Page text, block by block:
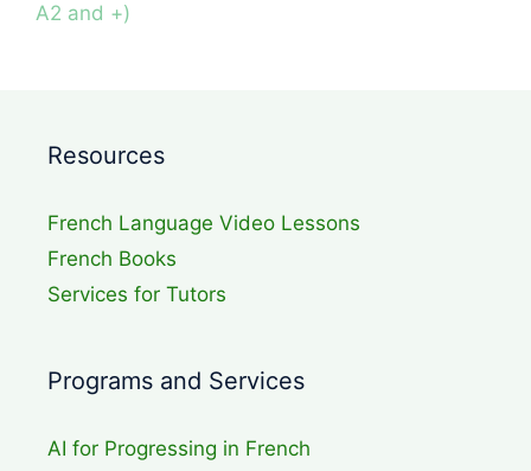
A2 and +)
Resources
French Language Video Lessons
French Books
Services for Tutors
Programs and Services
AI for Progressing in French